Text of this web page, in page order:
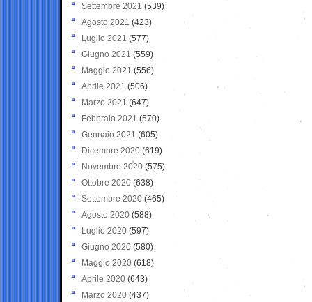
Settembre 2021 (539)
Agosto 2021 (423)
Luglio 2021 (577)
Giugno 2021(559)
Maggio 2021 (556)
Aprile 2021 (506)
Marzo 2021 (647)
Febbraio 2021 (570)
Gennaio 2021 (605)
Dicembre 2020 (619)
Novembre 2020 (575)
Ottobre 2020 (638)
Settembre 2020(465)
Agosto 2020 (588)
Luglio 2020 (597)
Giugno 2020 (580)
Maggio 2020 (618)
Aprile 2020 (643)
Marzo 2020 (437)